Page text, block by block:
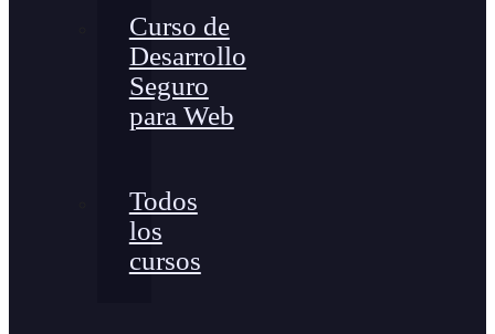
Curso de
Desarrollo
Seguro
para Web
Todos
los
cursos